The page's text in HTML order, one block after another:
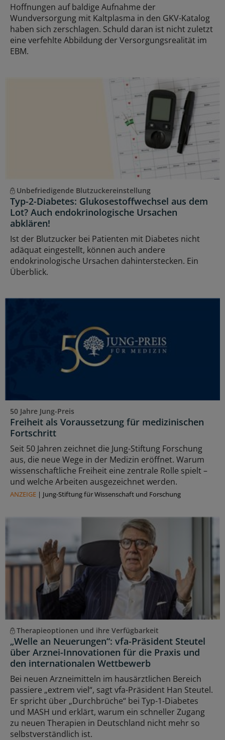
Hoffnungen auf baldige Aufnahme der
Wundversorgung mit Kaltplasma in den GKV-Katalog
haben sich zerschlagen. Schuld daran ist nicht zuletzt
eine verfehlte Abbildung der Versorgungsrealität im
EBM.
Unbefriedigende Blutzuckereinstellung
Typ-2-Diabetes: Glukosestoffwechsel aus dem
Lot? Auch endokrinologische Ursachen
abklären!
Ist der Blutzucker bei Patienten mit Diabetes nicht
adäquat eingestellt, können auch andere
endokrinologische Ursachen dahinterstecken. Ein
Überblick.
50 Jahre Jung-Preis
Freiheit als Voraussetzung für medizinischen
Fortschritt
Seit 50 Jahren zeichnet die Jung-Stiftung Forschung
aus, die neue Wege in der Medizin eröffnet. Warum
wissenschaftliche Freiheit eine zentrale Rolle spielt –
und welche Arbeiten ausgezeichnet werden.
ANZEIGE | Jung-Stiftung für Wissenschaft und Forschung
Therapieoptionen und ihre Verfügbarkeit
„Welle an Neuerungen“: vfa-Präsident Steutel
über Arznei-Innovationen für die Praxis und
den internationalen Wettbewerb
Bei neuen Arzneimitteln im hausärztlichen Bereich
passiere „extrem viel“, sagt vfa-Präsident Han Steutel.
Er spricht über „Durchbrüche“ bei Typ-1-Diabetes
und MASH und erklärt, warum ein schneller Zugang
zu neuen Therapien in Deutschland nicht mehr so
selbstverständlich ist.